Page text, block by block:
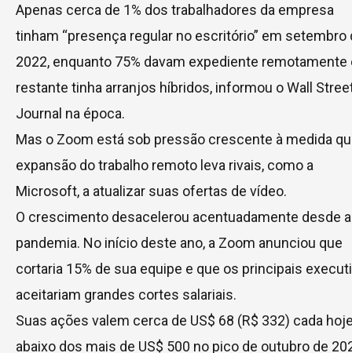
Apenas cerca de 1% dos trabalhadores da empresa
tinham “presença regular no escritório” em setembro
2022, enquanto 75% davam expediente remotamente
restante tinha arranjos híbridos, informou o Wall
Journal na época.
Mas o Zoom está sob pressão crescente à medida
expansão do trabalho remoto leva rivais, como a
Microsoft, a atualizar suas ofertas de vídeo.
O crescimento desacelerou acentuadamente desde a
pandemia. No início deste ano, a Zoom anunciou que
cortaria 15% de sua equipe e que os principais
aceitariam grandes cortes salariais.
Suas ações valem cerca de US$ 68 (R$ 332) cada
abaixo dos mais de US$ 500 no pico de outubro de